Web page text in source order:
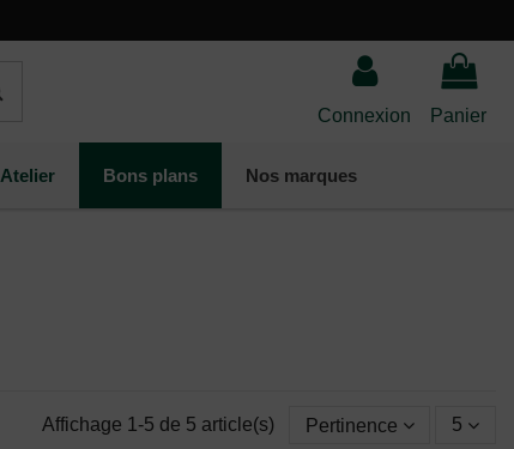
Connexion Panier
Atelier Bons plans Nos marques
Affichage 1-5 de 5 article(s) Pertinence 5